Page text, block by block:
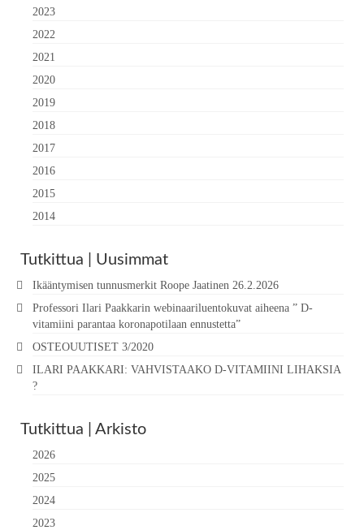
2023
2022
2021
2020
2019
2018
2017
2016
2015
2014
Tutkittua | Uusimmat
Ikääntymisen tunnusmerkit Roope Jaatinen 26.2.2026
Professori Ilari Paakkarin webinaariluentokuvat aiheena ” D-
vitamiini parantaa koronapotilaan ennustetta”
OSTEOUUTISET 3/2020
ILARI PAAKKARI: VAHVISTAAKO D-VITAMIINI LIHAKSIA
?
Tutkittua | Arkisto
2026
2025
2024
2023